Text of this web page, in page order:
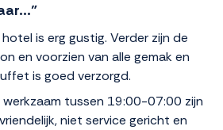
is erg gustig. Verder zijn de
en voorzien van alle gemak en
is goed verzorgd.
werkzaam tussen 19:00-07:00 zijn
niet service gericht en